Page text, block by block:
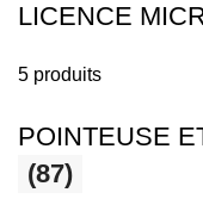
LICENCE
5 produits
POINTEUSE
(87)